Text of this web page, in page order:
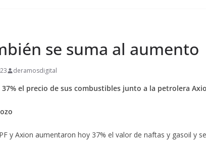
se suma al aumento
deramosdigital
el precio de sus combustibles junto a la petrolera
y Axion aumentaron hoy 37% el valor de naftas y gasoil y